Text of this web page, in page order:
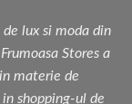
lux si moda din
Stores a
materie de
shopping-ul de